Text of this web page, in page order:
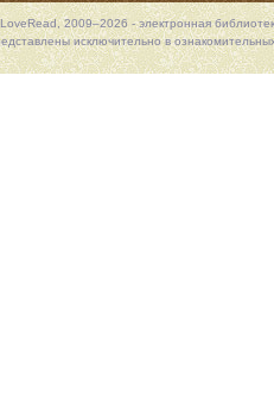
2009–2026 - электронная
исключительно в